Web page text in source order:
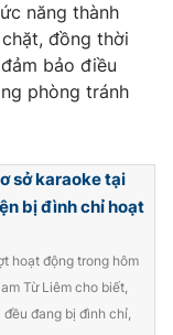
có sự chấp
phát hành lại
năng thành
đồng thời
bảo điều
phòng tránh
sở karaoke tại
bị đình chỉ hoạt
hoạt động trong hôm
Từ Liêm cho biết,
đang bị đình chỉ,